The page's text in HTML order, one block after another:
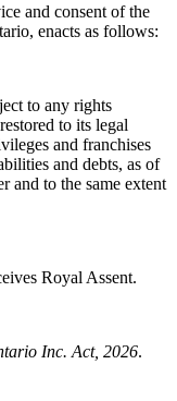
and consent of the
enacts as follows:
to any rights
to its legal
and franchises
and debts, as of
and to the same extent
Royal Assent.
Inc. Act, 2026.